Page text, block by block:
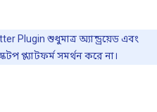
Plugin শুধুমাত্র অ্যান্ড্রয়েড এবং
প্ল্যাটফর্ম সমর্থন করে না।